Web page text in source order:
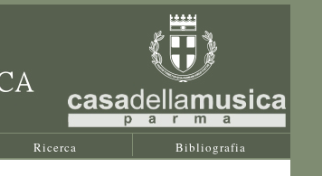
Ricerca Bibliografia